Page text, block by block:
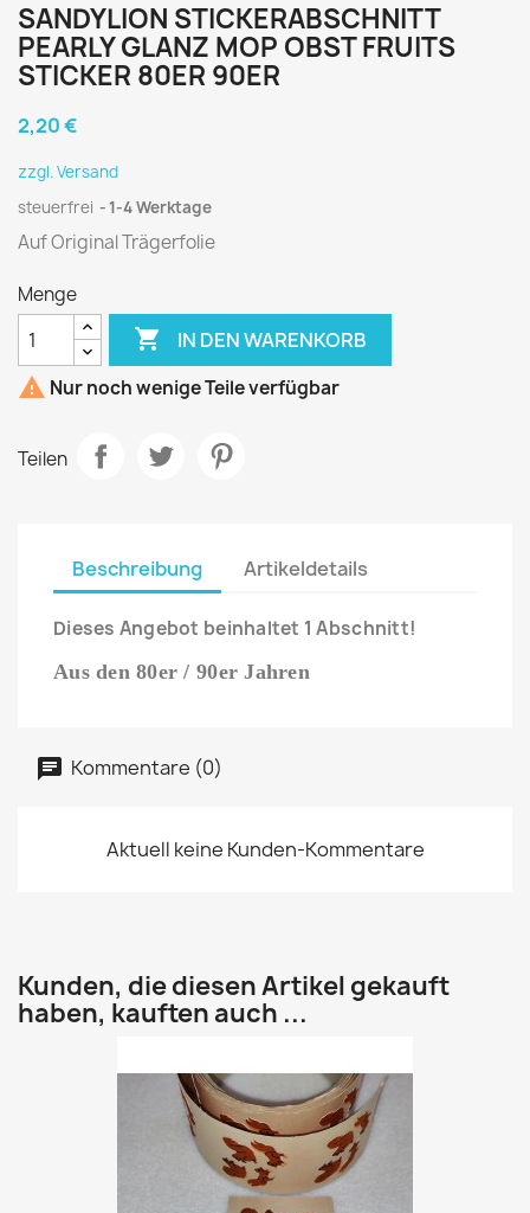
SANDYLION STICKERABSCHNITT
PEARLY GLANZ MOP OBST FRUITS
STICKER 80ER 90ER
2,20 €
zzgl. Versand
steuerfrei
1-4 Werktage
Auf Original Trägerfolie
Menge
 IN DEN WARENKORB
 Nur noch wenige Teile verfügbar
Teilen
Beschreibung Artikeldetails
Dieses Angebot beinhaltet 1 Abschnitt!
Aus den 80er / 90er Jahren
Kommentare (0)
Aktuell keine Kunden-Kommentare
Kunden, die diesen Artikel gekauft
haben, kauften auch ...